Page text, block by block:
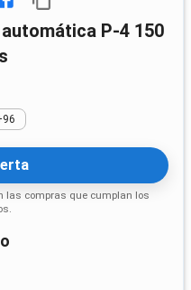
las compras que cumplan los